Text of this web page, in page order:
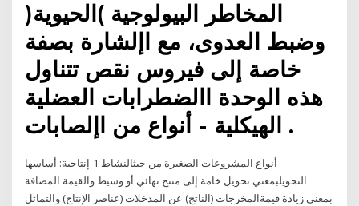
المخاطر البيولوجية )الحيوية(
وضبط العدوى، مع اإلشارة بصفة
خاصة إلى فيروس نقص تتناول
هذه الوحدة االضطرابات العضلية
الهيكلية - أنواع من اإلصابات .
أنواع المشروعات الصغيرة من حيثالنشاط 1-إنتاجية: أساسها
التحويلبمعني تحويل خامة إلى منتج نهائي أو وسيط والقيمة المضافة
بمعنى زيادة قيمةالمخرجات (الناتج) عن المدخلات (عناصر الإنتاج) والتماثل